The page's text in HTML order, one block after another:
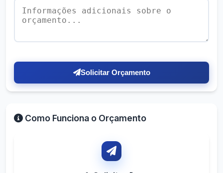
Solicitar Orçamento
Como Funciona o Orçamento